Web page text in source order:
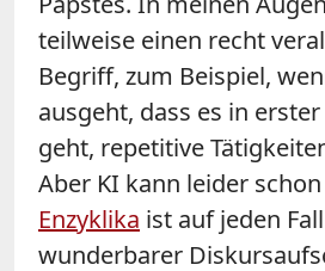
teilweise einen recht
Begriff, zum Beispiel,
ausgeht, dass es in
geht, repetitive
Aber KI kann leider
Enzyklika ist auf jeden
wunderbarer